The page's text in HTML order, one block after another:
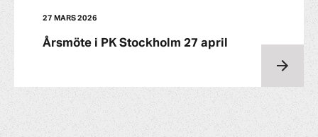
27 MARS 2026
Årsmöte i PK Stockholm 27 april